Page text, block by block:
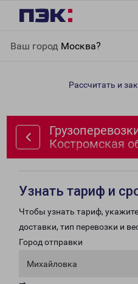
Ваш город Москва?
Костромская область
Рассчитать и
Костромская
Узнать тариф и
Чтобы узнать тариф,
доставки, тип перевозки и
Город отправки
Михайловка